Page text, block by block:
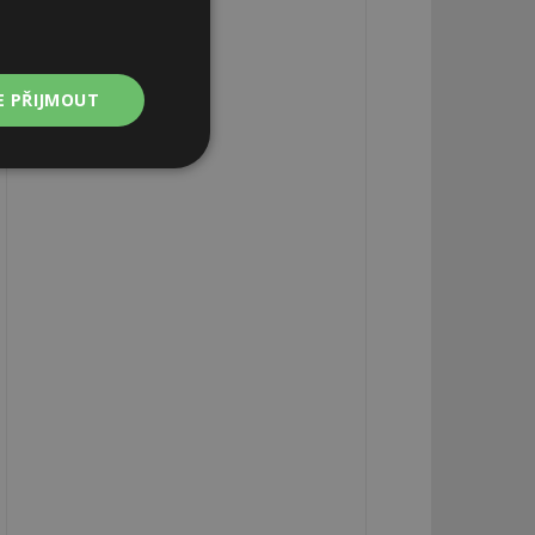
PŘIJMOUT
Nezařazené
správa účtu.
informoval
do